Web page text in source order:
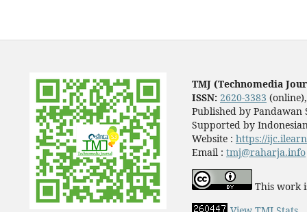
TMJ (Technomedia
ISSN: 2620-3383
Published by Pandawan
Supported by
Website : https://
Email : tmj@raharja.info
This work